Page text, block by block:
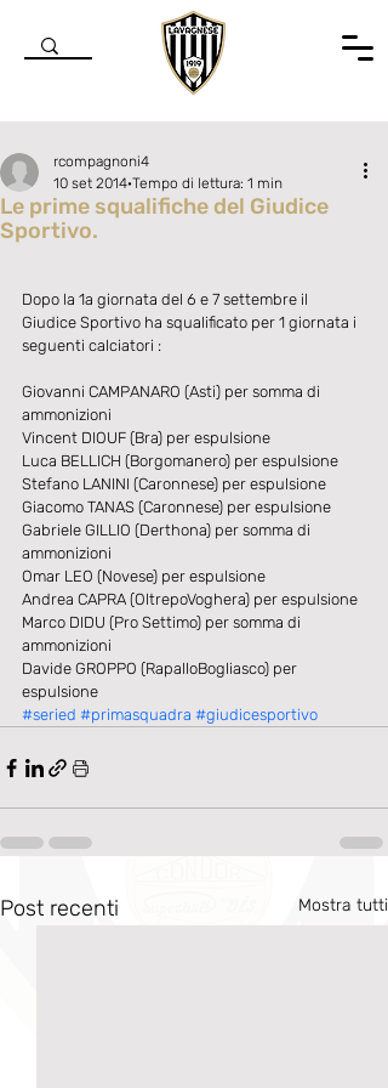
Le prime squalifiche del Giudice
Sportivo.
rcompagnoni4
10 set 2014 Tempo di lettura: 1 min
Dopo la 1a giornata del 6 e 7 settembre il
Giudice Sportivo ha squalificato per 1 giornata i
seguenti calciatori :
Giovanni CAMPANARO (Asti) per somma di
ammonizioni
Vincent DIOUF (Bra) per espulsione
Luca BELLICH (Borgomanero) per espulsione
Stefano LANINI (Caronnese) per espulsione
Giacomo TANAS (Caronnese) per espulsione
Gabriele GILLIO (Derthona) per somma di
ammonizioni
Omar LEO (Novese) per espulsione
Andrea CAPRA (OltrepoVoghera) per espulsione
Marco DIDU (Pro Settimo) per somma di
ammonizioni
Davide GROPPO (RapalloBogliasco) per
espulsione
#seried #primasquadra #giudicesportivo
Post recenti Mostra tutti